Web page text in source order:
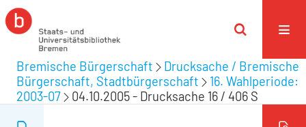
Bremische Bürgerschaft
Drucksache / Bremische
Bürgerschaft, Stadtbürgerschaft
16. Wahlperiode:
2003-07
04.10.2005 - Drucksache 16 / 406 S